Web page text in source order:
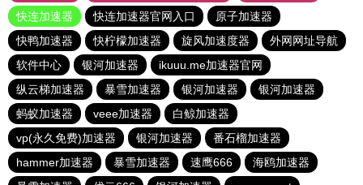
快连加速器
快连加速器官网入口
原子加速器
快鸭加速器
快柠檬加速器 旋风加速度器
外网网址导航
软件中心
银河加速器
ikuuu.me加速器官网
纵云梯加速器
暴雪加速器 银河加速器
银河加速器
蚂蚁加速器
veee加速器
白鲸加速器
vp(永久免费)加速器
银河加速器
番石榴加速器
hammer加速器
暴雪加速器 速鹰666
海鸥加速器